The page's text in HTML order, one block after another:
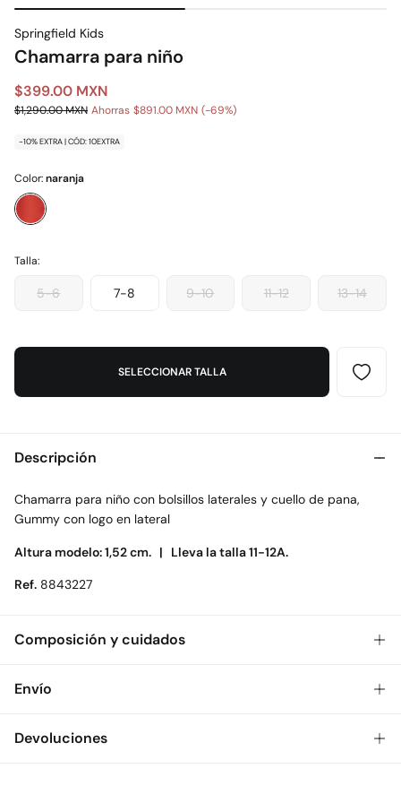
Springfield Kids
Chamarra para niño
$399.00 MXN
$1,290.00 MXN Ahorras $891.00 MXN 69
-10% EXTRA | CÓD: 10EXTRA
Color:naranja
Talla:
5-6 7-8 9-10 11-12 13-14
SELECCIONAR TALLA
Descripción
Chamarra para niño con bolsillos laterales y cuello de pana,
Gummy con logo en lateral
Altura modelo: 1,52 cm. | Lleva la talla 11-12A.
Ref. 8843227
Composición y cuidados
Composición
Cuidados
Envío
Envío a tienda: 2-5 días.
Devoluciones